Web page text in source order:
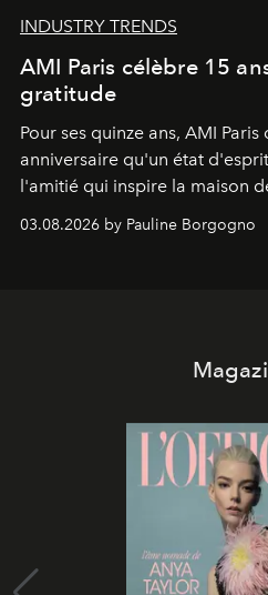
INDUSTRY TRENDS
AMI Paris célèbre 15
gratitude
Pour ses quinze ans, AMI
anniversaire qu'un état
l'amitié qui inspire la maison
03.08.2026 by Pauline Borgogno